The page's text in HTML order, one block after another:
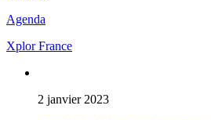
Agenda
Xplor France
2 janvier 2023